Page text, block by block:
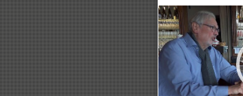
Video-
Player